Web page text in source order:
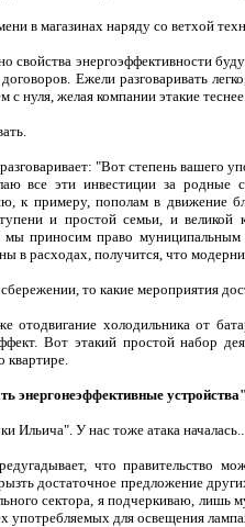
в магазинах наряду со ветхой
свойства энергоэффективности
Ежели разговаривать
нуля, желая компании этакие теснее
"Вот степень вашего
все эти инвестиции за родные
к примеру, пополам в движение
и простой семьи, и
приносим право муниципальным
в расходах, получится, что
то какие мероприятия
отодвигание холодильника от
Вот этакий простой набор
квартире.
энергонеэффективные устройства"
Ильича". У нас тоже атака началась...
что правительство
достаточное предложение
сектора, я подчеркиваю, лишь
употребляемых для освещения